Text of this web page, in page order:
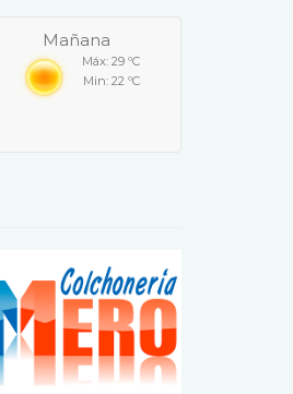
Mañana
Máx: 29 ºC
Min: 22 ºC